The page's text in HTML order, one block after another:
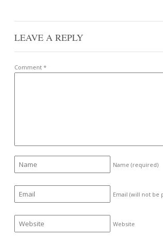
LEAVE A REPLY
Comment *
Name (required)
Email (will not be
Website